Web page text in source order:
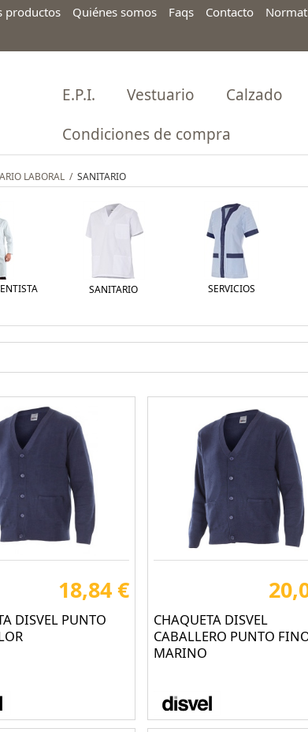
productos Quiénes somos Faqs Contacto
E.P.I. Vestuario Calzado
Condiciones de compra
LABORAL / SANITARIO
SANITARIO SERVICIOS
18,84 €
DISVEL PUNTO
CHAQUETA DISVEL
CABALLERO PUNTO
MARINO